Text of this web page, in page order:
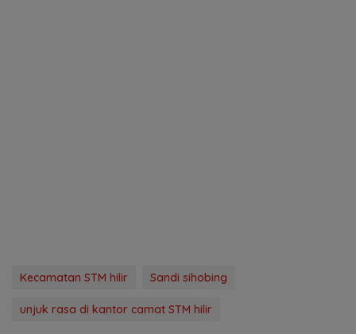
Kecamatan STM hilir Sandi sihobing
unjuk rasa di kantor camat STM hilir